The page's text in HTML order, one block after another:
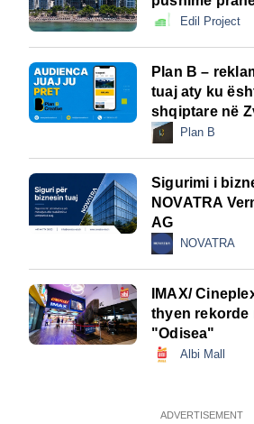
Edil Project
Plan B –
tuaj aty ku
shqiptare në
Plan B
Sigurimi i
NOVATRA
AG
NOVATRA
IMAX/
thyen rekorde
"Odisea"
Albi Mall